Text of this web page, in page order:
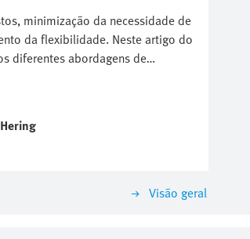
minimização da necessidade de
da flexibilidade. Neste artigo do
diferentes abordagens de
em termos de custos e
Visão geral